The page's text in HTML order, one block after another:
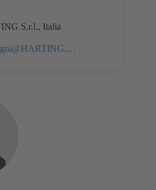
S.r.l., Italia
claudio.sonzogni@HARTING.com